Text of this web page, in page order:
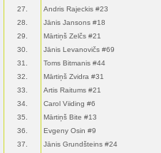
27.
Andris Rajeckis #23
28.
Jānis Jansons #18
29.
Mārtiņš Zelčs #21
30.
Jānis Levanovičs #69
31.
Toms Bitmanis #44
32.
Mārtiņš Zvidra #31
33.
Artis Raitums #21
34.
Carol Viiding #6
35.
Mārtiņš Bite #13
36.
Evgeny Osin #9
37.
Jānis Grundšteins #24